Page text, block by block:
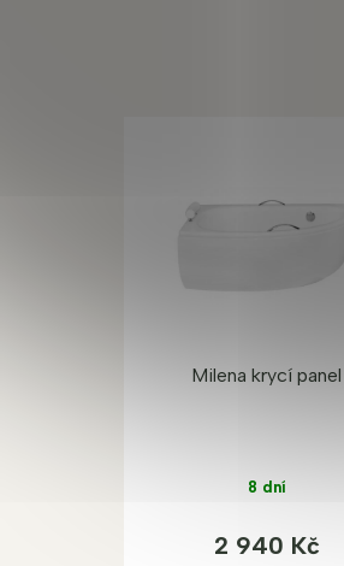
Milena krycí panel
8 dní
2 940 Kč